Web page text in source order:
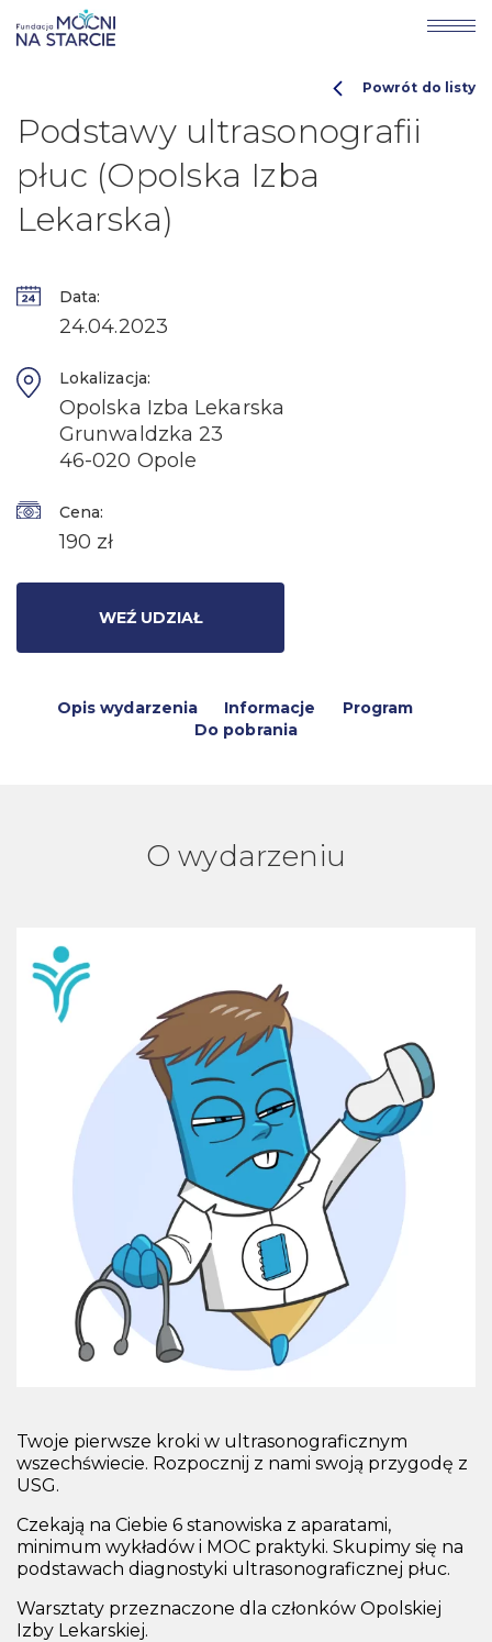
Podstawy ultrasonografii
płuc (Opolska Izba
Lekarska)
Powrót do listy
Data:
24.04.2023
Lokalizacja:
Opolska Izba Lekarska
Grunwaldzka 23
46-020 Opole
Cena:
190 zł
WEŹ UDZIAŁ
Opis wydarzenia Informacje
Program
Do pobrania
O wydarzeniu
Twoje pierwsze kroki w ultrasonograficznym
wszechświecie. Rozpocznij z nami swoją przygodę z
USG.
Czekają na Ciebie 6 stanowiska z aparatami,
minimum wykładów i MOC praktyki. Skupimy się na
podstawach diagnostyki ultrasonograficznej płuc.
Warsztaty przeznaczone dla członków Opolskiej
Izby Lekarskiej.